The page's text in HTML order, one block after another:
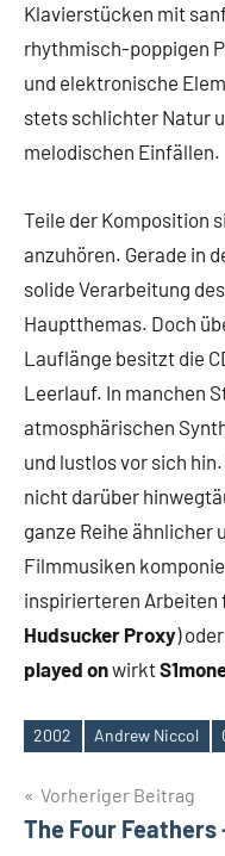
Klavierstücken mit
rhythmisch-poppigen
und elektronische
stets schlichter Natur
melodischen Einfällen.
Teile der Komposition
anzuhören. Gerade in
solide Verarbeitung
Hauptthemas. Doch
Lauflänge besitzt die
Leerlauf. In manchen
atmosphärischen
und lustlos vor sich
nicht darüber
ganze Reihe ähnlicher
Filmmusiken
inspirierteren Arbeiten
Hudsucker Proxy)
played onwirkt
Schlagwörter
2002 Andrew Niccol
Vorheriger Beitrag
The Four